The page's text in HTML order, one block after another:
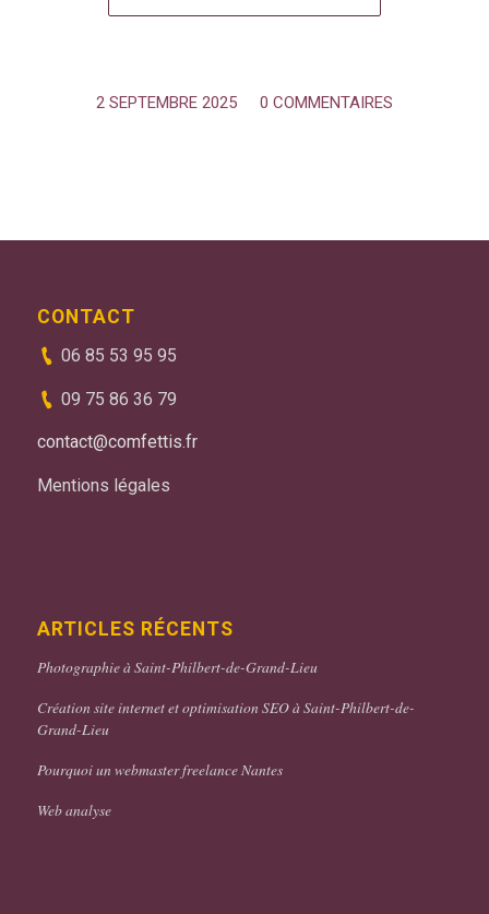
2 SEPTEMBRE 2025
/ 0 COMMENTAIRES
CONTACT
06 85 53 95 95
09 75 86 36 79
contact@comfettis.fr
Mentions légales
ARTICLES RÉCENTS
Photographie à Saint-Philbert-de-Grand-Lieu
Création site internet et optimisation SEO à Saint-Philbert-de-
Grand-Lieu
Pourquoi un webmaster freelance Nantes
Web analyse